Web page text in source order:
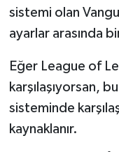
sistemi olan
ayarlar arasında
Eğer League of
karşılaşıyorsan,
sisteminde
kaynaklanır.